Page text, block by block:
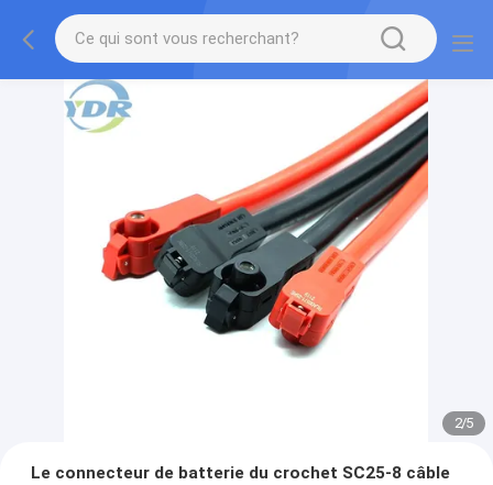
2/5
Le connecteur de batterie du crochet SC25-8 câble